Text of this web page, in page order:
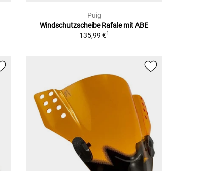
Puig
Windschutzscheibe Rafale mit ABE
135,99 €1